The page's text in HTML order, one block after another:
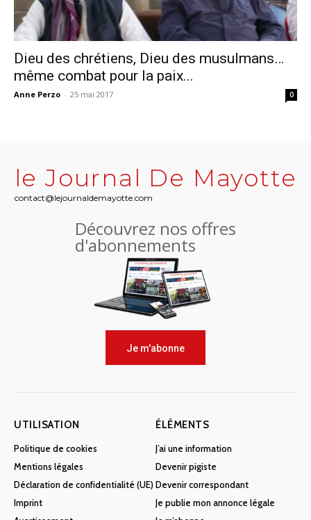
Dieu des chrétiens, Dieu des musulmans…
même combat pour la paix...
Anne Perzo - 25 mai 2017 0
le Journal De Mayotte
contact@lejournaldemayotte.com
Découvrez nos offres
d'abonnements
Je m'abonne
UTILISATION
Politique de cookies
Mentions légales
Déclaration de confidentialité (UE)
Imprint
ÉLÉMENTS
J’ai une information
Devenir pigiste
Devenir correspondant
Je publie mon annonce légale